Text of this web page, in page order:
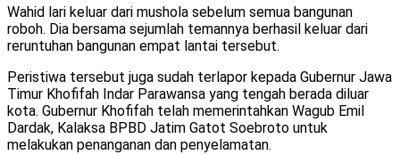
Wahid lari keluar dari mushola sebelum semua bangunan
roboh. Dia bersama sejumlah temannya berhasil keluar dari
reruntuhan bangunan empat lantai tersebut.
Peristiwa tersebut juga sudah terlapor kepada Gubernur Jawa
Timur Khofifah Indar Parawansa yang tengah berada diluar
kota. Gubernur Khofifah telah memerintahkan Wagub Emil
Dardak, Kalaksa BPBD Jatim Gatot Soebroto untuk
melakukan penanganan dan penyelamatan.